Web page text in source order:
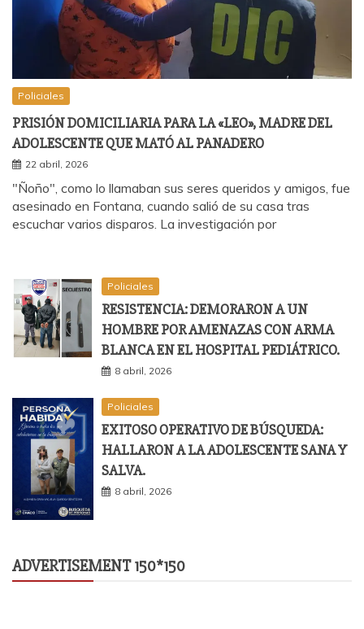
Policiales
PRISIÓN DOMICILIARIA PARA LA «LEO», MADRE DEL
ADOLESCENTE QUE MATÓ AL PANADERO
22 abril, 2026
"Ñoño", como lo llamaban sus seres queridos y amigos, fue
asesinado en Fontana, cuando salió de su casa tras
escuchar varios disparos. La investigación por
Policiales
RESISTENCIA: DEMORARON A UN
HOMBRE POR AMENAZAS CON ARMA
BLANCA EN EL HOSPITAL PEDIÁTRICO.
8 abril, 2026
Policiales
EXITOSO OPERATIVO DE BÚSQUEDA:
HALLARON A LA ADOLESCENTE SANA Y
SALVA.
8 abril, 2026
ADVERTISEMENT 150*150